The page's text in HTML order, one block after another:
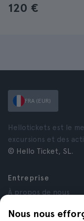
120 €
Nous nous
FRA (EUR)
Hellotickets est le
excursions et des
© Hello Ticket, SL.
Entreprise
À propos de nous
Affiliés